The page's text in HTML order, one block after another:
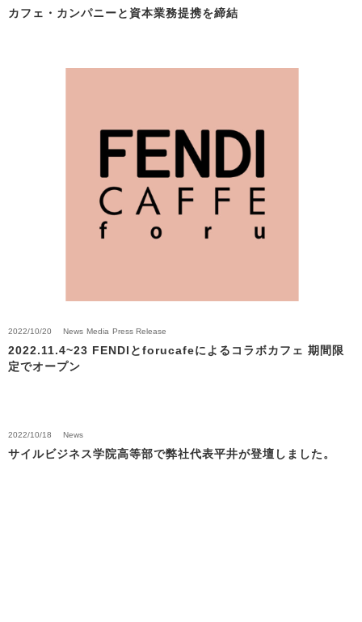
カフェ・カンパニーと資本業務提携を締結
2022/10/20 News Media Press Release
2022.11.4~23 FENDIとforucafeによるコラボカフェ 期間限
定でオープン